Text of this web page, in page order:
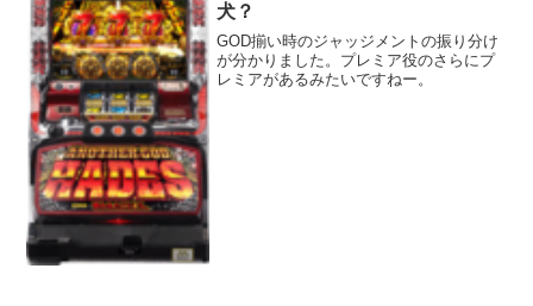
犬？
GOD揃い時のジャッジメントの振り分け
が分かりました。プレミア役のさらにプ
レミアがあるみたいですねー。